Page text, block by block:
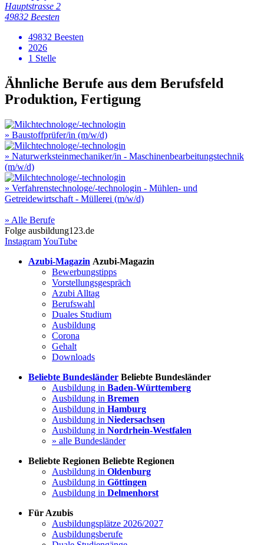
Hauptstrasse 2
49832 Beesten
49832 Beesten
2026
1 Stelle
Ähnliche Berufe aus dem Berufsfeld
Produktion, Fertigung
» Baustoffprüfer/in (m/w/d)
» Naturwerksteinmechaniker/in - Maschinenbearbeitungstechnik
(m/w/d)
» Verfahrenstechnologe/-technologin - Mühlen- und
Getreidewirtschaft - Müllerei (m/w/d)
» Alle Berufe
Folge ausbildung123.de
InstagramYouTube
Azubi-Magazin Azubi-Magazin
Bewerbungstipps
Vorstellungsgespräch
Azubi Alltag
Berufswahl
Duales Studium
Ausbildung
Corona
Gehalt
Downloads
Beliebte Bundesländer Beliebte Bundesländer
Ausbildung in Baden-Württemberg
Ausbildung in Bremen
Ausbildung in Hamburg
Ausbildung in Niedersachsen
Ausbildung in Nordrhein-Westfalen
» alle Bundesländer
Beliebte Regionen Beliebte Regionen
Ausbildung in Oldenburg
Ausbildung in Göttingen
Ausbildung in Delmenhorst
Für Azubis
Ausbildungsplätze 2026/2027
Ausbildungsberufe